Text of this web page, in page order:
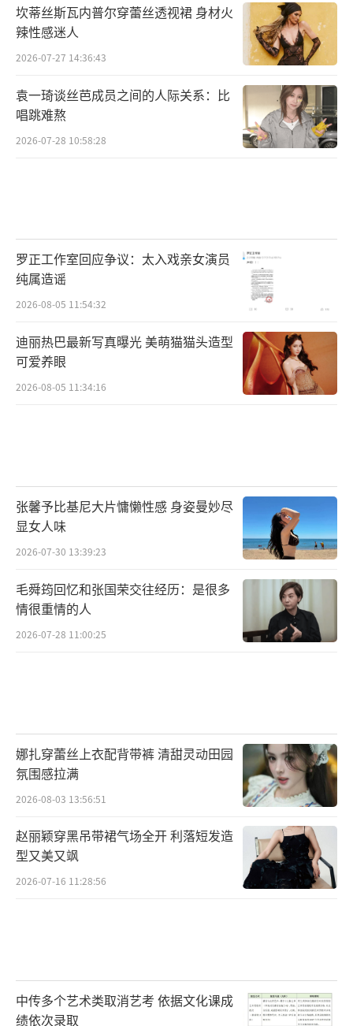
坎蒂丝斯瓦内普尔穿蕾丝透视裙 身材火
辣性感迷人
2026-07-27 14:36:43
袁一琦谈丝芭成员之间的人际关系：比
唱跳难熬
2026-07-28 10:58:28
罗正工作室回应争议：太入戏亲女演员
纯属造谣
2026-08-05 11:54:32
迪丽热巴最新写真曝光 美萌猫猫头造型
可爱养眼
2026-08-05 11:34:16
张馨予比基尼大片慵懒性感 身姿曼妙尽
显女人味
2026-07-30 13:39:23
毛舜筠回忆和张国荣交往经历：是很多
情很重情的人
2026-07-28 11:00:25
娜扎穿蕾丝上衣配背带裤 清甜灵动田园
氛围感拉满
2026-08-03 13:56:51
赵丽颖穿黑吊带裙气场全开 利落短发造
型又美又飒
2026-07-16 11:28:56
中传多个艺术类取消艺考 依据文化课成
绩依次录取